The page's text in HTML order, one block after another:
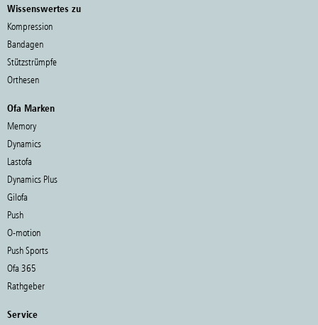
Wissenswertes zu
Kompression
Bandagen
Stützstrümpfe
Orthesen
Ofa Marken
Memory
Dynamics
Lastofa
Dynamics Plus
Gilofa
Push
O-motion
Push Sports
Ofa 365
Rathgeber
Service